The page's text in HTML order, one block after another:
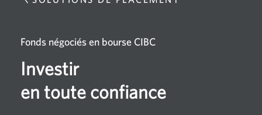
Fonds négociés en bourse CIBC
Investir
en toute confiance